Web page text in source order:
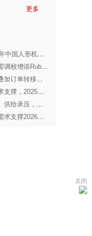
更多
TrendForce集邦咨询: 预估2026年中国人形机器人市场产量将年增94%
TrendForce集邦咨询: 供应链尚需调校增添Rubin延迟风险，2026年Blackwell将占英伟达高端GPU出货量超7成
TrendForce集邦咨询: 产能有限叠加订单转移效应，三月份Consumer DRAM价格涨幅集中在4Gb以下产品
TrendForce集邦咨询: AI算力需求支撑，2025年全球前十大IC设计厂营收年增44%
TrendForce集邦咨询: 需求转弱、供给承压，预估2026年全球笔电出货量将下修至年减14.8%
TrendForce集邦咨询: AI服务器需求支撑2026年第二季度存储器合约价上行，CSP借长期协议锁定供货
关闭